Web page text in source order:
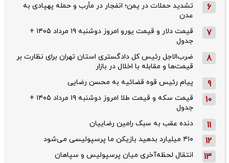
6
تشدید حملات در یمن؛ انفجار در مأرب و حمله پهپادی به
عدن
7
قیمت دلار و قیمت یورو امروز دوشنبه ۱۹ مرداد ۱۴۰۵ +
جدول
8
ضرب‌الاجل رئیس کل دادگستری استان تهران برای نظارت بر
قیمت‌ها و مقابله با اخلال در بازار
9 پیام رئیس قوه قضائیه به محسن رضایی
10
قیمت سکه و قیمت طلا امروز دوشنبه ۱۹ مرداد ۱۴۰۵ +
جدول
11 دنده عقب به سبک رامین رضاییان
12 ۴۱۰ میلیارد بدهید بازیکن ما پرسپولیسی می‌شود
13 انتقال لحظه‌آخری میان پرسپولیس و سپاهان